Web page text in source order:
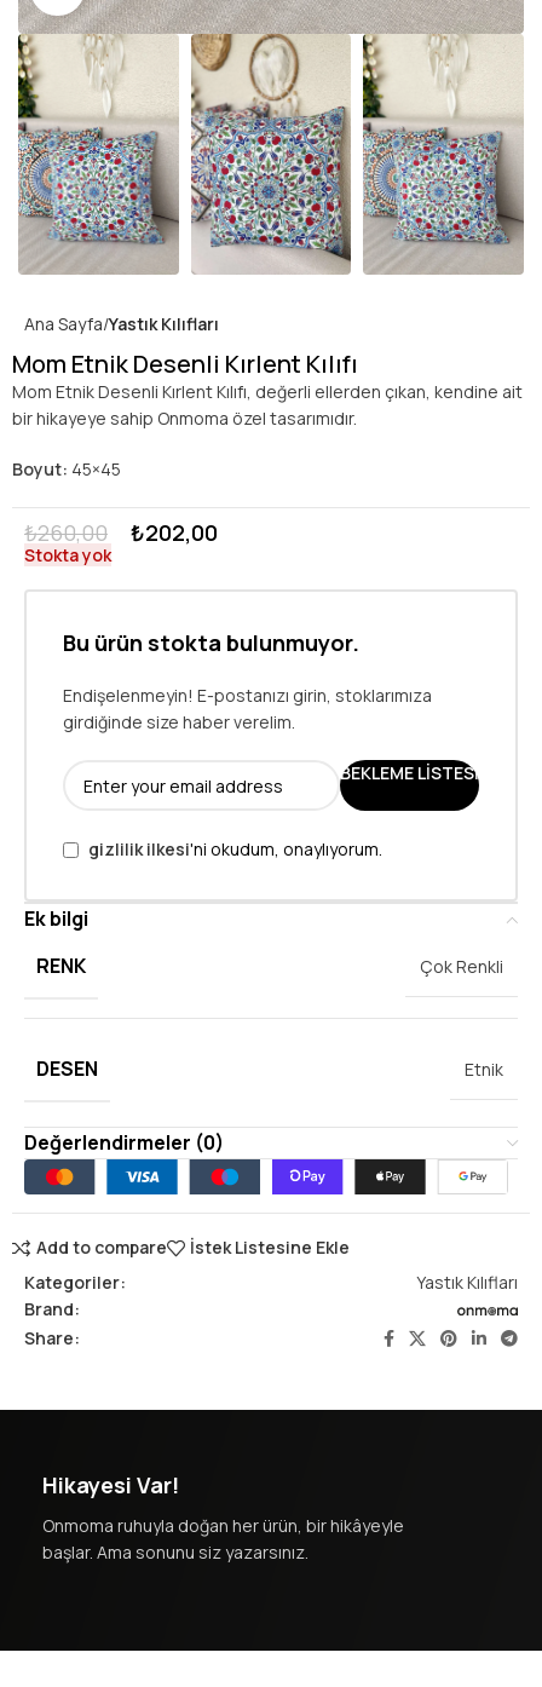
Ana Sayfa Yastık Kılıfları
Mom Etnik Desenli Kırlent Kılıfı
Mom Etnik Desenli Kırlent Kılıfı, değerli ellerden çıkan, kendine ait
bir hikayeye sahip Onmoma özel tasarımıdır.
Boyut: 45×45
₺260,00 ₺202,00
Stokta yok
Bu ürün stokta bulunmuyor.
Endişelenmeyin! E-postanızı girin, stoklarımıza
girdiğinde size haber verelim.
BEKLEME LISTESI
gizlilik ilkesi'ni okudum, onaylıyorum.
Ek bilgi
RENK
Çok Renkli
DESEN Etnik
Değerlendirmeler (0)
Add to compare
İstek Listesine Ekle
Kategoriler:
Yastık Kılıfları
Brand:
Share:
Hikayesi Var!
Onmoma ruhuyla doğan her ürün, bir hikâyeyle
başlar. Ama sonunu siz yazarsınız.